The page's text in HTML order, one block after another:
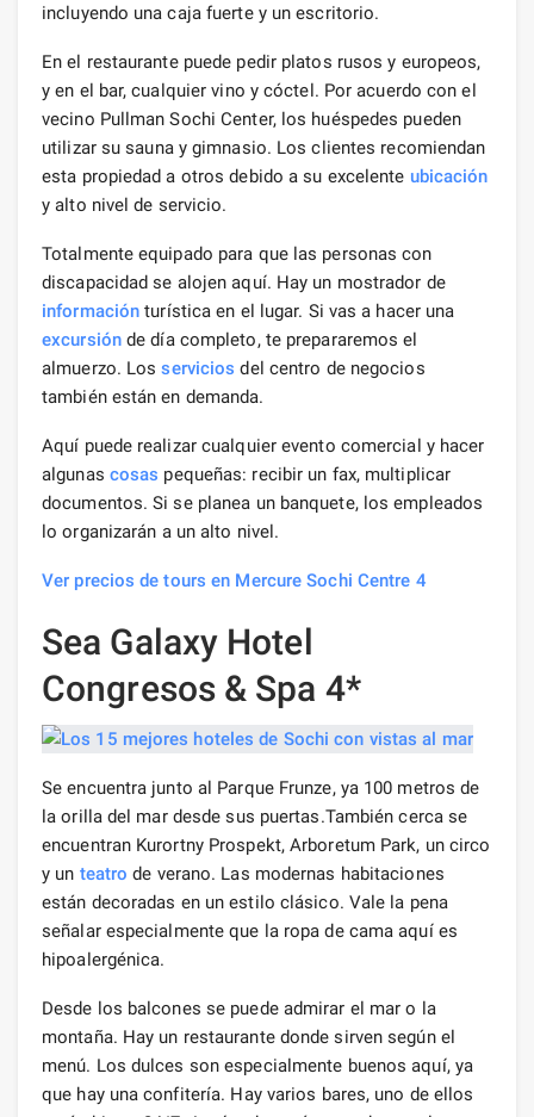
incluyendo una caja fuerte y un escritorio.
En el restaurante puede pedir platos rusos y europeos,
y en el bar, cualquier vino y cóctel. Por acuerdo con el
vecino Pullman Sochi Center, los huéspedes pueden
utilizar su sauna y gimnasio. Los clientes recomiendan
esta propiedad a otros debido a su excelente ubicación
y alto nivel de servicio.
Totalmente equipado para que las personas con
discapacidad se alojen aquí. Hay un mostrador de
información turística en el lugar. Si vas a hacer una
excursiónde día completo, te prepararemos el
almuerzo. Losservicios del centro de negocios
también están en demanda.
Aquí puede realizar cualquier evento comercial y hacer
algunas cosas pequeñas: recibir un fax, multiplicar
documentos. Si se planea un banquete, los empleados
lo organizarán a un alto nivel.
Ver precios de tours en Mercure Sochi Centre 4
Sea Galaxy Hotel
Congresos & Spa 4*
Se encuentra junto al Parque Frunze, ya 100 metros de
la orilla del mar desde sus puertas.También cerca se
encuentran Kurortny Prospekt, Arboretum Park, un circo
y un teatro de verano. Las modernas habitaciones
están decoradas en un estilo clásico. Vale la pena
señalar especialmente que la ropa de cama aquí es
hipoalergénica.
Desde los balcones se puede admirar el mar o la
montaña. Hay un restaurante donde sirven según el
menú. Los dulces son especialmente buenos aquí, ya
que hay una confitería. Hay varios bares, uno de ellos